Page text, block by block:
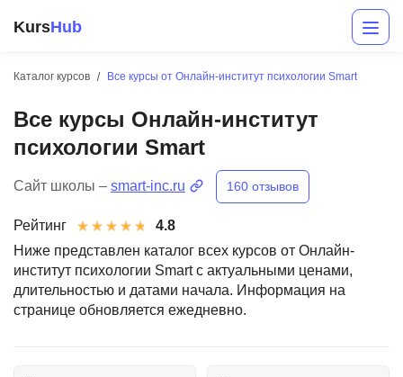
KursHub
Каталог курсов Все курсы от Онлайн-институт психологии Smart
Все курсы Онлайн-институт
психологии Smart
Сайт школы – smart-inc.ru 160 отзывов
Рейтинг
4.8
Ниже представлен каталог всех курсов от Онлайн-
институт психологии Smart с актуальными ценами,
длительностью и датами начала. Информация на
странице обновляется ежедневно.
Разработка
Маркетинг
Дизайн